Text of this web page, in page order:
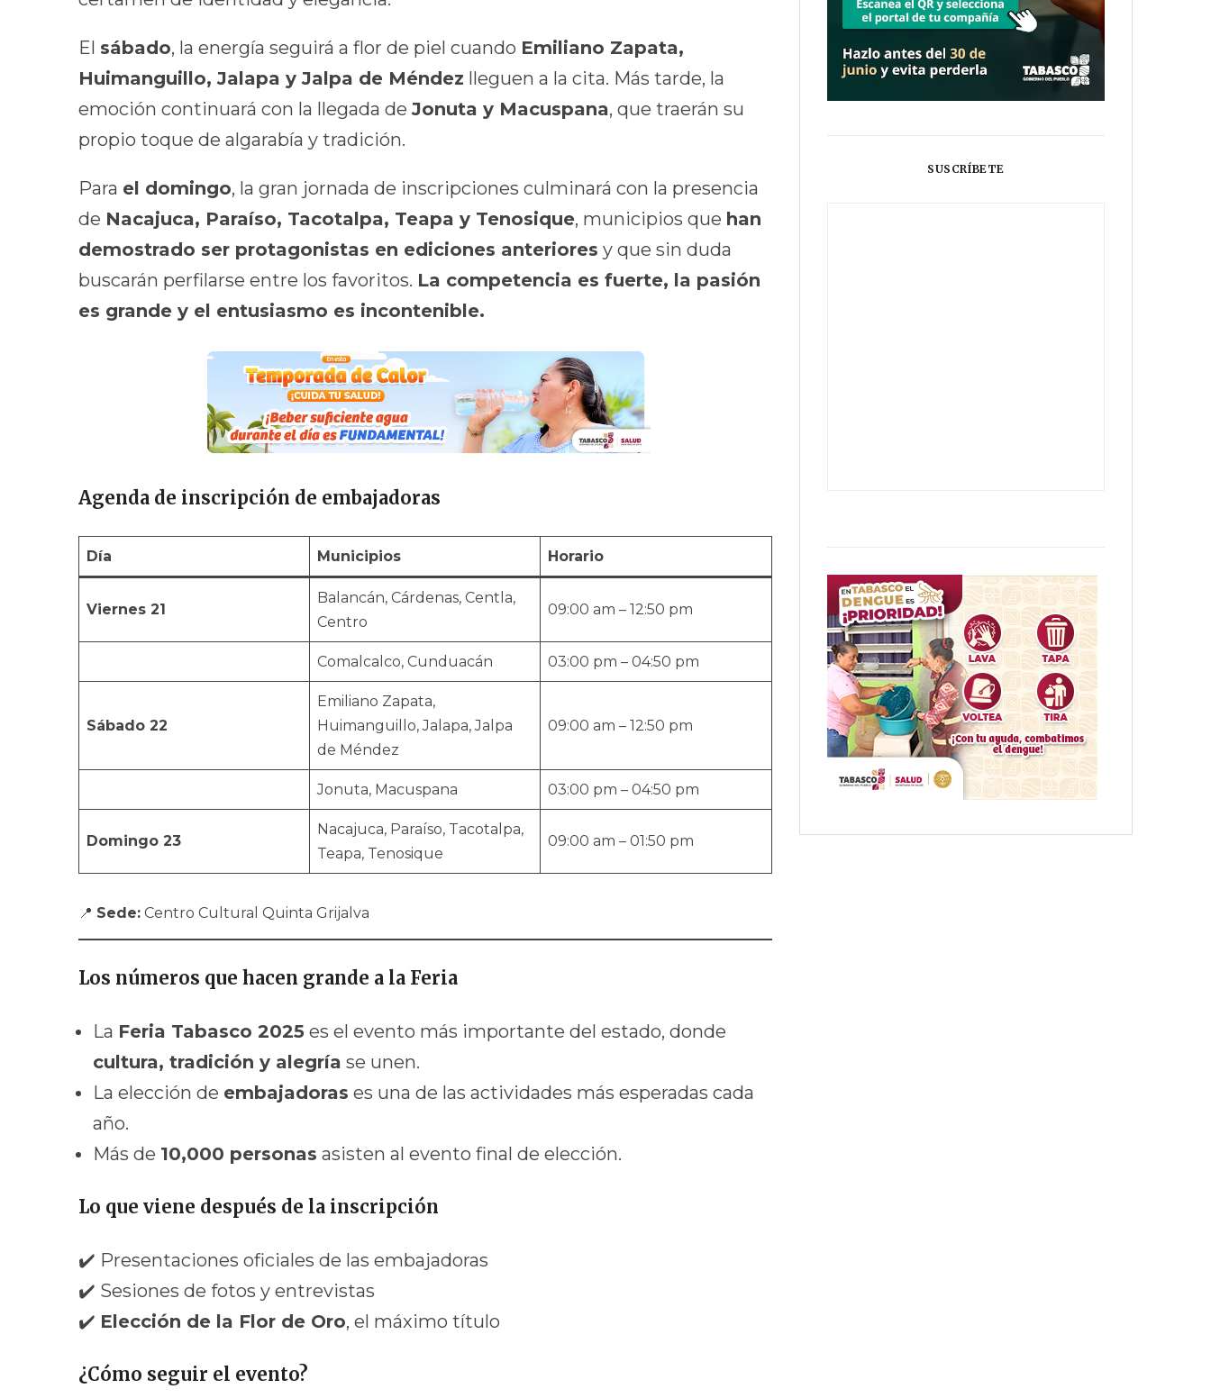
El sábado, la energía seguirá a flor de piel cuando Emiliano Zapata,
Huimanguillo, Jalapa y Jalpa de Méndez lleguen a la cita. Más tarde, la
emoción continuará con la llegada de Jonuta y Macuspana, que traerán su
propio toque de algarabía y tradición.
Para el domingo, la gran jornada de inscripciones culminará con la presencia
de Nacajuca, Paraíso, Tacotalpa, Teapa y Tenosique, municipios que han
demostrado ser protagonistas en ediciones anteriores y que sin duda
buscarán perfilarse entre los favoritos. La competencia es fuerte, la pasión
es grande y el entusiasmo es incontenible.
Agenda de inscripción de embajadoras
Día Municipios Horario
Viernes 21
Balancán, Cárdenas, Centla,
Centro
09:00 am – 12:50 pm
Comalcalco, Cunduacán 03:00 pm – 04:50 pm
Sábado 22
Emiliano Zapata,
Huimanguillo, Jalapa, Jalpa
de Méndez
09:00 am – 12:50 pm
Jonuta, Macuspana 03:00 pm – 04:50 pm
Domingo 23
Nacajuca, Paraíso, Tacotalpa,
Teapa, Tenosique
09:00 am – 01:50 pm
📍 Sede: Centro Cultural Quinta Grijalva
Los números que hacen grande a la Feria
La Feria Tabasco 2025 es el evento más importante del estado, donde
cultura, tradición y alegría se unen.
La elección de embajadoras es una de las actividades más esperadas cada
año.
Más de 10,000 personas asisten al evento final de elección.
Lo que viene después de la inscripción
✔️ Presentaciones oficiales de las embajadoras
✔️ Sesiones de fotos y entrevistas
✔️ Elección de la Flor de Oro, el máximo título
¿Cómo seguir el evento?
SUSCRÍBETE